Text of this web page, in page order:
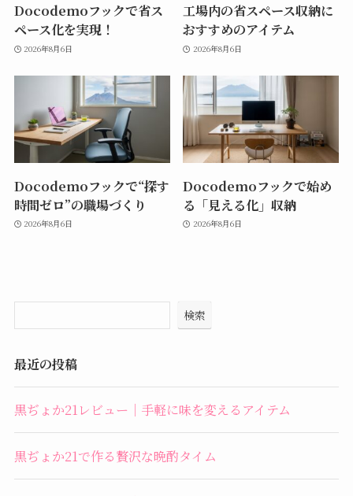
Docodemoフックで省ス
ペース化を実現！
2026年8月6日
工場内の省スペース収納に
おすすめのアイテム
2026年8月6日
Docodemoフックで“探す
時間ゼロ”の職場づくり
2026年8月6日
Docodemoフックで始め
る「見える化」収納
2026年8月6日
検索
最近の投稿
黒ぢょか21レビュー｜手軽に味を変えるアイテム
黒ぢょか21で作る贅沢な晩酌タイム